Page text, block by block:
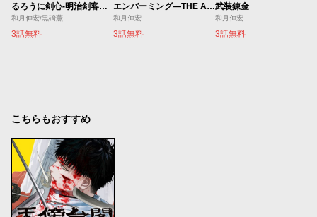
るろうに剣心-明治剣客浪漫譚・北海道編-
和月伸宏/黒碕薫
3話無料
エンバーミング―THE ANOTHER TALE OF FRANKENSTEIN―
和月伸宏
3話無料
武装錬金
和月伸宏
3話無料
こちらもおすすめ